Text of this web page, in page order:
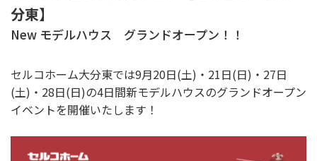
分東】
New モデルハウス グランドオープン！！
セルコホーム大分東では9月20日(土)・21日(日)・27日
(土)・28日(日)の4日間新モデルハウスのグランドオープン
イベントを開催いたします！